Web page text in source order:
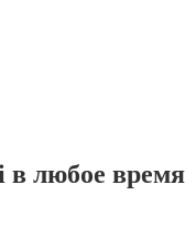
в любое время